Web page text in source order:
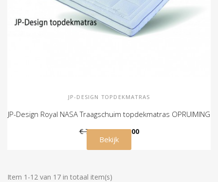
JP-DESIGN TOPDEKMATRAS
JP-Design Royal NASA Traagschuim topdekmatras OPRUIMING
€ 750,00 € 635,00
Bekijk
Item 1-12 van 17 in totaal item(s)